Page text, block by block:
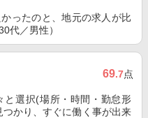
ったのと、地元の求人が比
代／男性）
69.7点
と選択(場所・時間・勤怠形
かり、すぐに働く事が出来